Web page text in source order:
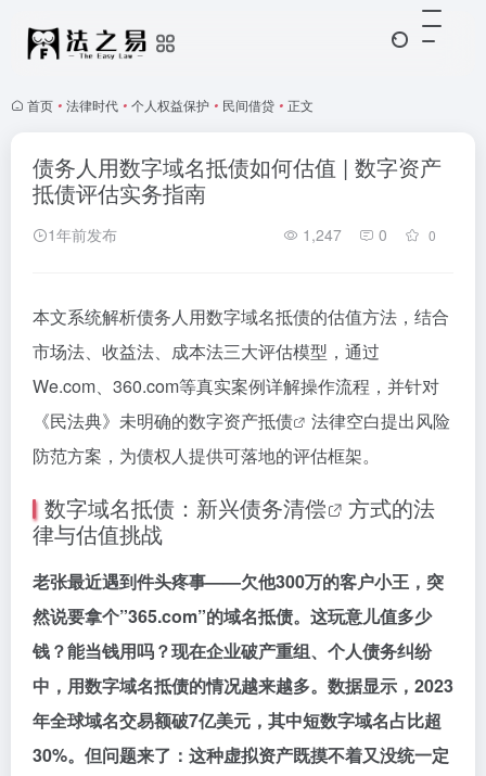
首页 • 法律时代 • 个人权益保护 • 民间借贷 • 正文
债务人用数字域名抵债如何估值 | 数字资产
抵债评估实务指南
1年前发布 1,247 0 0
本文系统解析债务人用数字域名抵债的估值方法，结合
市场法、收益法、成本法三大评估模型，通过
We.com、360.com等真实案例详解操作流程，并针对
《民法典》未明确的数字资产抵债
法律空白提出风险
防范方案，为债权人提供可落地的评估框架。
数字域名抵债：新兴债务清偿
方式的法
律与估值挑战
老张最近遇到件头疼事——欠他300万的客户小王，突
然说要拿个”365.com”的域名抵债。这玩意儿值多少
钱？能当钱用吗？现在企业破产重组、个人债务纠纷
中，用数字域名抵债的情况越来越多。数据显示，2023
年全球域名交易额破7亿美元，其中短数字域名占比超
30%。但问题来了：这种虚拟资产既摸不着又没统一定